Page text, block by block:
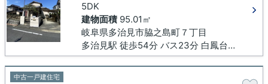
5DK
建物面積95.01㎡
岐阜県多治見市脇之島町７丁目
多治見駅 徒歩54分 バス23分 白鳳台下車 徒歩7分
中古一戸建住宅